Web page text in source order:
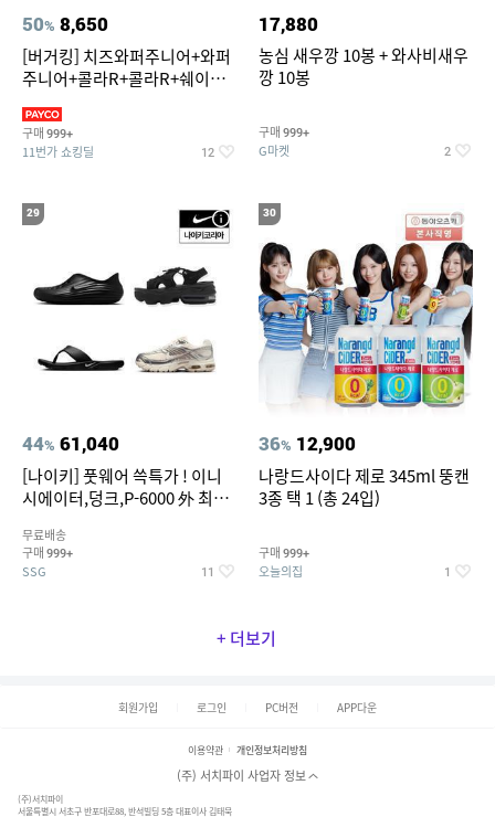
50% 8,650
[버거킹] 치즈와퍼주니어+와퍼
주니어+콜라R+콜라R+쉐이킹
구매 999+
11번가 쇼킹딜 12
17,880
농심 새우깡 10봉 + 와사비새우
깡 10봉
구매 999+
G마켓 2
29
44% 61,040
[나이키] 풋웨어 쓱특가 ! 이니
시에이터,덩크,P-6000 外 최대
무료배송
구매 999+
SSG 11
30
36% 12,900
나랑드사이다 제로 345ml 뚱캔
3종 택 1 (총 24입)
구매 999+
오늘의집 1
+ 더보기
회원가입 로그인 PC버전 APP다운
이용약관 개인정보처리방침
(주) 서치파이 사업자 정보
(주)서치파이
서울특별시 서초구 반포대로88, 반석빌딩 5층 대표이사 김태묵